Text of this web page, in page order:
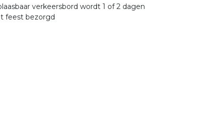
verkeersbord wordt 1 of 2 dagen
feest bezorgd